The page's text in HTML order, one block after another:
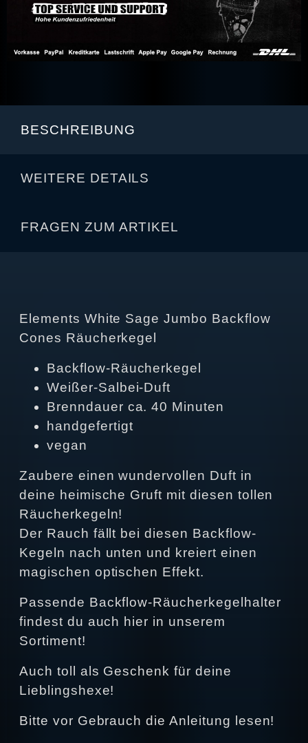
BESCHREIBUNG
WEITERE DETAILS
FRAGEN ZUM ARTIKEL
Elements White Sage Jumbo Backflow
Cones Räucherkegel
Backflow-Räucherkegel
Weißer-Salbei-Duft
Brenndauer ca. 40 Minuten
handgefertigt
vegan
Zaubere einen wundervollen Duft in
deine heimische Gruft mit diesen tollen
Räucherkegeln!
Der Rauch fällt bei diesen Backflow-
Kegeln nach unten und kreiert einen
magischen optischen Effekt.
Passende Backflow-Räucherkegelhalter
findest du auch hier in unserem
Sortiment!
Auch toll als Geschenk für deine
Lieblingshexe!
Bitte vor Gebrauch die Anleitung lesen!